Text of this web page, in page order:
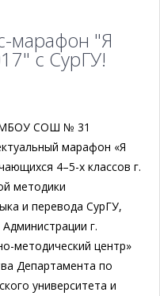
марафон "Я
с СурГУ!
МБОУ СОШ № 31
марафон «Я
4–5-х классов г.
методики
и перевода СурГУ,
г.
методический центр»
Департамента по
университета и